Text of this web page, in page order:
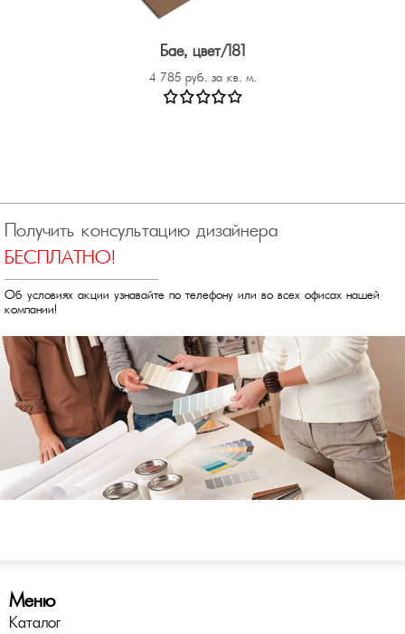
Бае, цвет/181
4 785 руб. за кв. м.
Получить консультацию дизайнера
БЕСПЛАТНО!
Об условиях акции узнавайте по телефону или во всех офисах нашей
компании!
Меню
Каталог